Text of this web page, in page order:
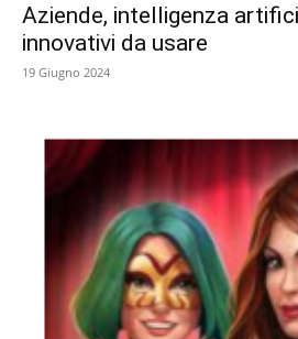
Aziende, intelligenza
innovativi da usare
19 Giugno 2024